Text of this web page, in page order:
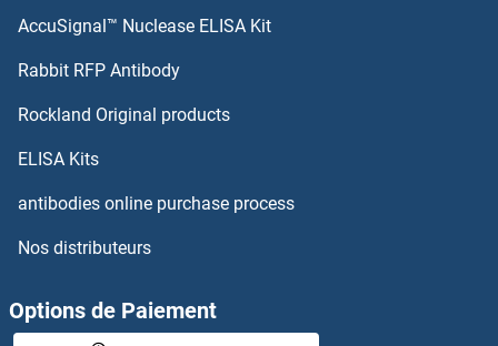
CCDC83 Anticorps
CCL13 Anticorps
CCL14 Anticorps
CCL15 Anticorps
AccuSignal™ Nuclease ELISA Kit
Rabbit RFP Antibody
Rockland Original products
ELISA Kits
antibodies online purchase process
Nos distributeurs
Options de Paiement